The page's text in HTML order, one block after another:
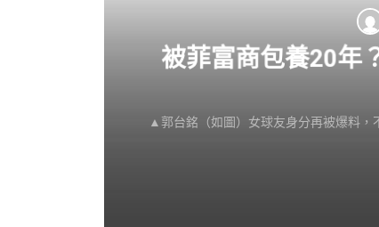
被菲富商包養20年
▲郭台銘（如圖）女球友身分再被爆料，